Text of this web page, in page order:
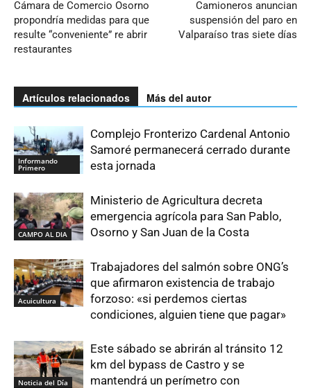
Cámara de Comercio Osorno
propondría medidas para que
resulte “conveniente” re abrir
restaurantes
Camioneros anuncian
suspensión del paro en
Valparaíso tras siete días
Artículos relacionados Más del autor
Informando
Primero
Complejo Fronterizo Cardenal Antonio
Samoré permanecerá cerrado durante
esta jornada
CAMPO AL DIA
Ministerio de Agricultura decreta
emergencia agrícola para San Pablo,
Osorno y San Juan de la Costa
Acuicultura
Trabajadores del salmón sobre ONG’s
que afirmaron existencia de trabajo
forzoso: «si perdemos ciertas
condiciones, alguien tiene que pagar»
Noticia del Día
Este sábado se abrirán al tránsito 12
km del bypass de Castro y se
mantendrá un perímetro con